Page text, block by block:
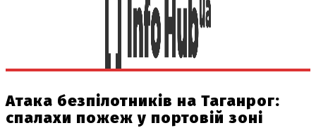
Атака безпілотників на Таганрог:
спалахи пожеж у портовій зоні